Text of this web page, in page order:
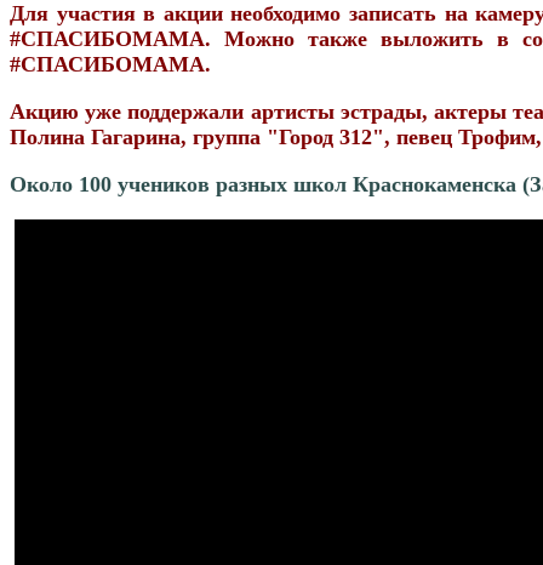
Для участия в акции необходимо записать на
#СПАСИБОМАМА. Можно также выложить в
#СПАСИБОМАМА.
Акцию уже поддержали артисты эстрады, актеры
Полина Гагарина, группа "Город 312", певец
Около 100 учеников разных школ Краснокаменска